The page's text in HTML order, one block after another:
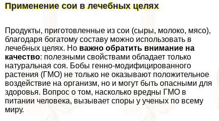
Применение сои в лечебных целях
Продукты, приготовленные из сои (сыры, молоко, мясо),
благодаря богатому составу можно использовать в
лечебных целях. Но важно обратить внимание на
качество: полезными свойствами обладает только
натуральная соя. Бобы генно-модифицированного
растения (ГМО) не только не оказывают положительное
воздействие на организм, но и могут быть опасными для
здоровья. Вопрос о том, насколько вредны ГМО в
питании человека, вызывает споры у ученых по всему
миру.